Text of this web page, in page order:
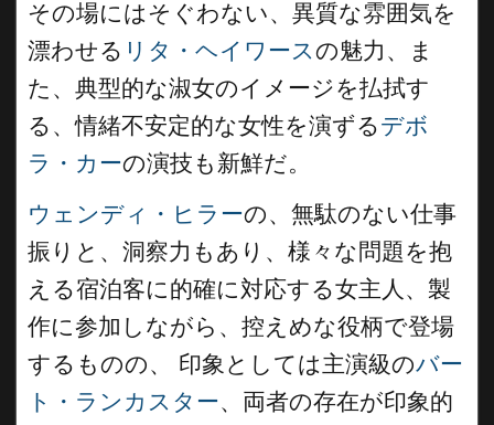
その場にはそぐわない、異質な雰囲気を
漂わせる リタ・ヘイワースの魅力、ま
た、典型的な淑女のイメージを払拭す
る、情緒不安定的な女性を演ずるデボ
ラ・カーの演技も新鮮だ。
ウェンディ・ヒラーの、無駄のない仕事
振りと、洞察力もあり、様々な問題を抱
える宿泊客に的確に対応する女主人、製
作に参加しながら、控えめな役柄で登場
するものの、 印象としては主演級のバー
ト・ランカスター、両者の存在が印象的